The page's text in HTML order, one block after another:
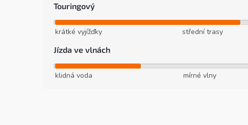
Touringový
krátké vyjížďky střední trasy
Jízda ve vlnách
klidná voda mírné vlny